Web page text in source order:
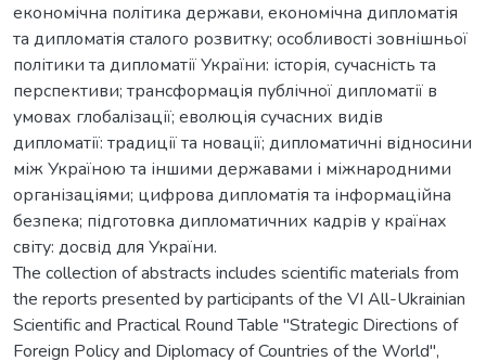
економічна політика держави, економічна дипломатія
та дипломатія сталого розвитку; особливості зовнішньої
політики та дипломатії України: історія, сучасність та
перспективи; трансформація публічної дипломатії в
умовах глобалізації; еволюція сучасних видів
дипломатії: традиції та новації; дипломатичні відносини
між Україною та іншими державами і міжнародними
організаціями; цифрова дипломатія та інформаційна
безпека; підготовка дипломатичних кадрів у країнах
світу: досвід для України.
The collection of abstracts includes scientific materials from
the reports presented by participants of the VI All-Ukrainian
Scientific and Practical Round Table "Strategic Directions of
Foreign Policy and Diplomacy of Countries of the World",